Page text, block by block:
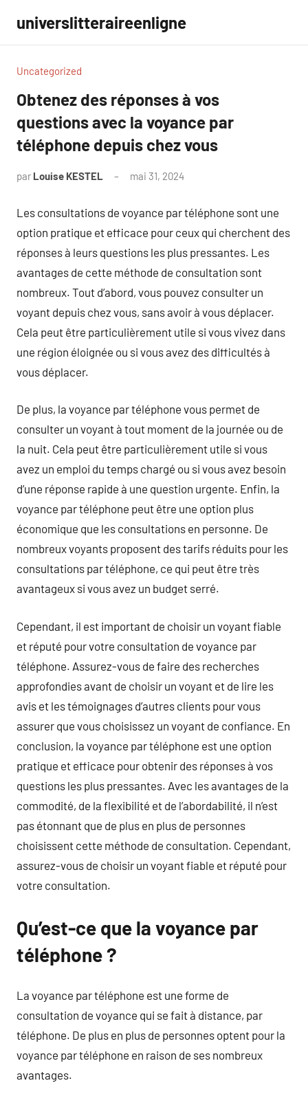
contenu
universlitteraireenligne
Uncategorized
Obtenez des réponses à vos
questions avec la voyance par
téléphone depuis chez vous
par Louise KESTEL mai 31, 2024
Les consultations de voyance par téléphone sont une
option pratique et efficace pour ceux qui cherchent des
réponses à leurs questions les plus pressantes. Les
avantages de cette méthode de consultation sont
nombreux. Tout d’abord, vous pouvez consulter un
voyant depuis chez vous, sans avoir à vous déplacer.
Cela peut être particulièrement utile si vous vivez dans
une région éloignée ou si vous avez des difficultés à
vous déplacer.
De plus, la voyance par téléphone vous permet de
consulter un voyant à tout moment de la journée ou de
la nuit. Cela peut être particulièrement utile si vous
avez un emploi du temps chargé ou si vous avez besoin
d’une réponse rapide à une question urgente. Enfin, la
voyance par téléphone peut être une option plus
économique que les consultations en personne. De
nombreux voyants proposent des tarifs réduits pour les
consultations par téléphone, ce qui peut être très
avantageux si vous avez un budget serré.
Cependant, il est important de choisir un voyant fiable
et réputé pour votre consultation de voyance par
téléphone. Assurez-vous de faire des recherches
approfondies avant de choisir un voyant et de lire les
avis et les témoignages d’autres clients pour vous
assurer que vous choisissez un voyant de confiance. En
conclusion, la voyance par téléphone est une option
pratique et efficace pour obtenir des réponses à vos
questions les plus pressantes. Avec les avantages de la
commodité, de la flexibilité et de l’abordabilité, il n’est
pas étonnant que de plus en plus de personnes
choisissent cette méthode de consultation. Cependant,
assurez-vous de choisir un voyant fiable et réputé pour
votre consultation.
Qu’est-ce que la voyance par
téléphone ?
La voyance par téléphone est une forme de
consultation de voyance qui se fait à distance, par
téléphone. De plus en plus de personnes optent pour la
voyance par téléphone en raison de ses nombreux
avantages.